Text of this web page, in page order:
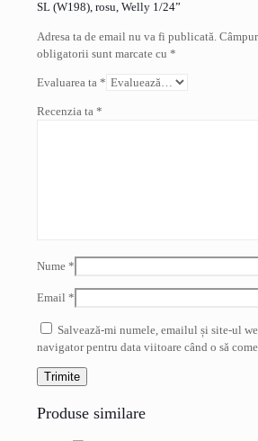
SL (W198), rosu, Welly 1/24”
Adresa ta de email nu va fi publicată.
obligatorii sunt marcate cu *
Evaluarea ta *
Recenzia ta *
Nume *
Email *
Salvează-mi numele, emailul și site-ul
navigator pentru data viitoare când o să
Produse similare